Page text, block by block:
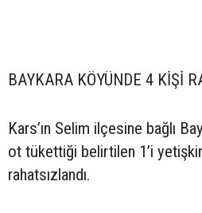
BAYKARA KÖYÜNDE 4 KİŞİ
Kars’ın Selim ilçesine bağlı
ot tükettiği belirtilen 1’i
rahatsızlandı.